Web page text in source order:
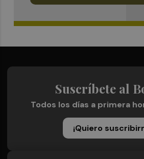
Suscríbete al
Todos los días a primera
¡Quiero